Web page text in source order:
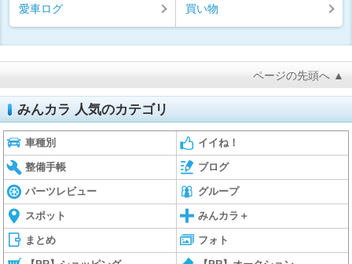
愛車ログ 買い物
ページの先頭へ ▲
みんカラ 人気のカテゴリ
車種別 イイね！
整備手帳 ブログ
パーツレビュー グループ
スポット みんカラ＋
まとめ フォト